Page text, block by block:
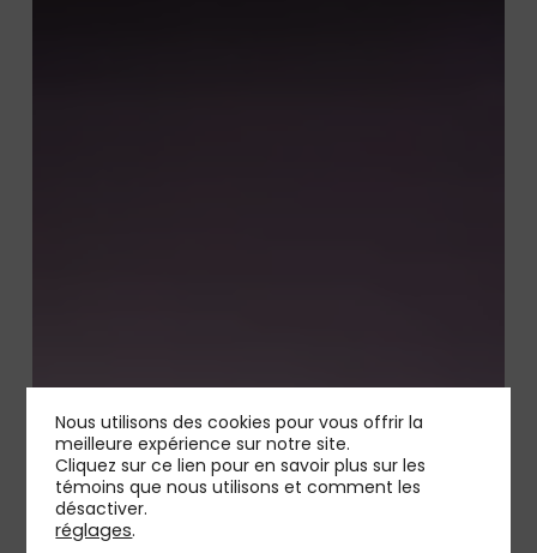
Nous utilisons des cookies pour vous offrir la
meilleure expérience sur notre site.
Cliquez sur ce lien pour en savoir plus sur les
témoins que nous utilisons et comment les
désactiver.
réglages.